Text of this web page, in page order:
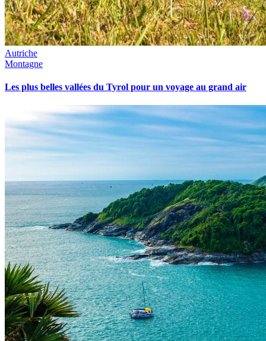
Autriche
Montagne
Les plus belles vallées du Tyrol pour un voyage au grand air